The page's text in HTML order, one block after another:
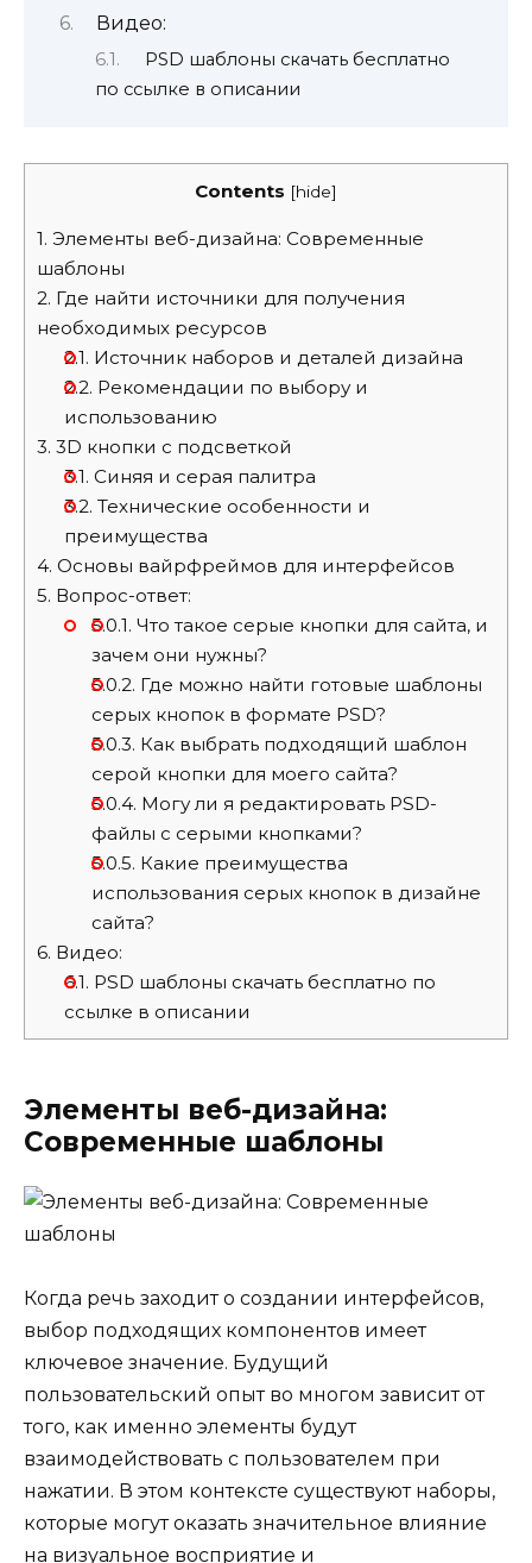
Видео:
PSD шаблоны скачать бесплатно
по ссылке в описании
Contents [hide]
1. Элементы веб-дизайна: Современные
шаблоны
2. Где найти источники для получения
необходимых ресурсов
2.1. Источник наборов и деталей дизайна
2.2. Рекомендации по выбору и
использованию
3. 3D кнопки с подсветкой
3.1. Синяя и серая палитра
3.2. Технические особенности и
преимущества
4. Основы вайрфреймов для интерфейсов
5. Вопрос-ответ:
5.0.1. Что такое серые кнопки для сайта, и
зачем они нужны?
5.0.2. Где можно найти готовые шаблоны
серых кнопок в формате PSD?
5.0.3. Как выбрать подходящий шаблон
серой кнопки для моего сайта?
5.0.4. Могу ли я редактировать PSD-
файлы с серыми кнопками?
5.0.5. Какие преимущества
использования серых кнопок в дизайне
сайта?
6. Видео:
6.1. PSD шаблоны скачать бесплатно по
ссылке в описании
Элементы веб-дизайна:
Современные шаблоны
Когда речь заходит о создании интерфейсов,
выбор подходящих компонентов имеет
ключевое значение. Будущий
пользовательский опыт во многом зависит от
того, как именно элементы будут
взаимодействовать с пользователем при
нажатии. В этом контексте существуют наборы,
которые могут оказать значительное влияние
на визуальное восприятие и